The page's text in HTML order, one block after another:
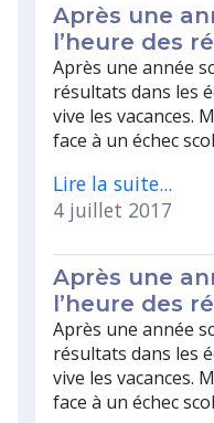
Après une
l’heure des
Après une année
résultats dans les
vive les vacances.
face à un échec
Lire la suite...
4 juillet 2017
Après une
l’heure des
Après une année
résultats dans les
vive les vacances.
face à un échec